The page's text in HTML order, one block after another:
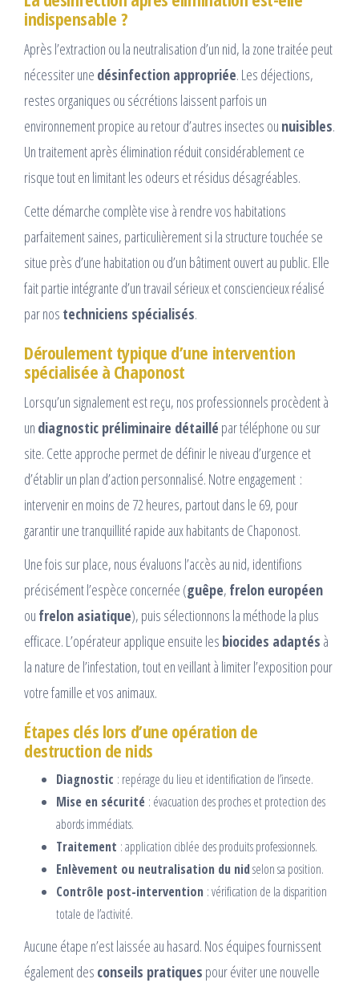
indispensable ?
Après l’extraction ou la neutralisation d’un nid, la zone traitée peut
nécessiter une désinfection appropriée. Les déjections,
restes organiques ou sécrétions laissent parfois un
environnement propice au retour d’autres insectes ou nuisibles.
Un traitement après élimination réduit considérablement ce
risque tout en limitant les odeurs et résidus désagréables.
Cette démarche complète vise à rendre vos habitations
parfaitement saines, particulièrement si la structure touchée se
situe près d’une habitation ou d’un bâtiment ouvert au public. Elle
fait partie intégrante d’un travail sérieux et consciencieux réalisé
par nos techniciens spécialisés.
Déroulement typique d’une intervention
spécialisée à Chaponost
Lorsqu’un signalement est reçu, nos professionnels procèdent à
un diagnostic préliminaire détaillé par téléphone ou sur
site. Cette approche permet de définir le niveau d’urgence et
d’établir un plan d’action personnalisé. Notre engagement :
intervenir en moins de 72 heures, partout dans le 69, pour
garantir une tranquillité rapide aux habitants de Chaponost.
Une fois sur place, nous évaluons l’accès au nid, identifions
précisément l’espèce concernée (guêpe, frelon européen
ou frelon asiatique), puis sélectionnons la méthode la plus
efficace. L’opérateur applique ensuite les biocides adaptés à
la nature de l’infestation, tout en veillant à limiter l’exposition pour
votre famille et vos animaux.
Étapes clés lors d’une opération de
destruction de nids
Diagnostic : repérage du lieu et identification de l’insecte.
Mise en sécurité : évacuation des proches et protection des
abords immédiats.
Traitement : application ciblée des produits professionnels.
Enlèvement ou neutralisation du nidselon sa position.
Contrôle post-intervention : vérification de la disparition
totale de l’activité.
Aucune étape n’est laissée au hasard. Nos équipes fournissent
également des conseils pratiques pour éviter une nouvelle